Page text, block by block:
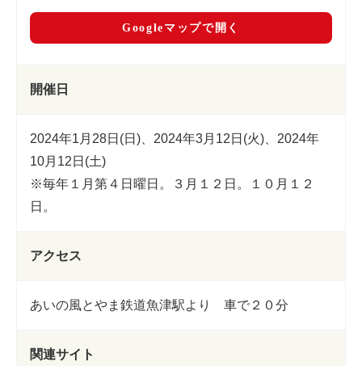
Googleマップで開く
開催日
2024年1月28日(日)、2024年3月12日(火)、2024年
10月12日(土)
※毎年１月第４日曜日。３月１２日。１０月１２
日。
アクセス
あいの風とやま鉄道魚津駅より 車で２０分
関連サイト